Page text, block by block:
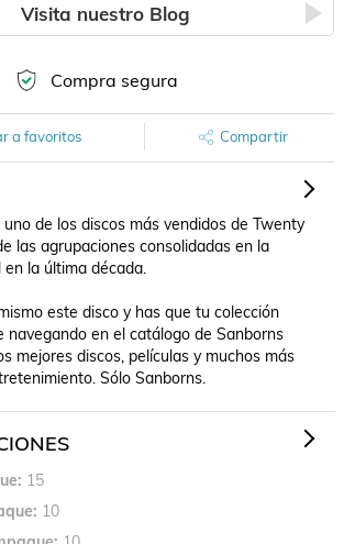
Visita nuestro Blog
Compra segura
a favoritos Compartir
uno de los discos más vendidos de Twenty
las agrupaciones consolidadas en la
la última década.
este disco y has que tu colección
navegando en el catálogo de Sanborns
mejores discos, películas y muchos más
Sólo Sanborns.
15
10